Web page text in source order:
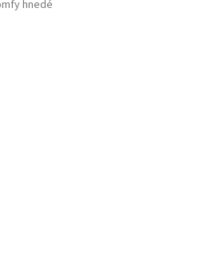
hnedé